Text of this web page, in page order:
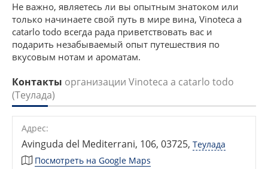
Не важно, являетесь ли вы опытным знатоком или
только начинаете свой путь в мире вина, Vinoteca a
catarlo todo всегда рада приветствовать вас и
подарить незабываемый опыт путешествия по
вкусовым нотам и ароматам.
Контакты организации Vinoteca a catarlo todo
(Теулада)
Адрес:
Avinguda del Mediterrani, 106, 03725, Теулада
Посмотреть на Google Maps